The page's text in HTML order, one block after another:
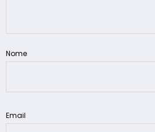
Nome
Email